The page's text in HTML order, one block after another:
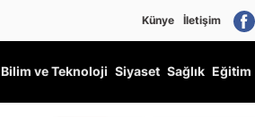
Künye İletişim
Bilim ve Teknoloji Siyaset Sağlık Eğitim